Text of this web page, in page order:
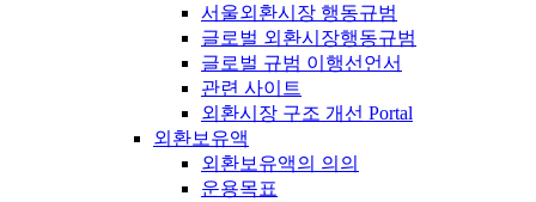
서울외환시장 행동규범
글로벌 외환시장행동규범
글로벌 규범 이행선언서
관련 사이트
외환시장 구조 개선 Portal
외환보유액
외환보유액의 의의
운용목표